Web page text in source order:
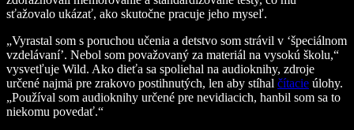
sťažovalo ukázať, ako skutočne pracuje jeho myseľ.
„Vyrastal som s poruchou učenia a detstvo som strávil v ‘špeciálnom
vzdelávaní’. Nebol som považovaný za materiál na vysokú školu,“
vysvetľuje Wild. Ako dieťa sa spoliehal na audioknihy, zdroje
určené najmä pre zrakovo postihnutých, len aby stíhal čítacie úlohy.
„Používal som audioknihy určené pre nevidiacich, hanbil som sa to
niekomu povedať.“